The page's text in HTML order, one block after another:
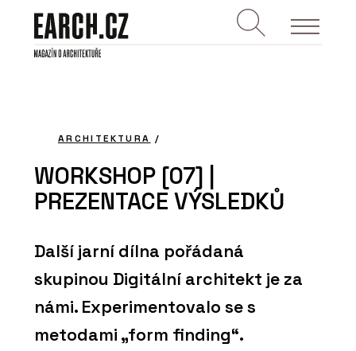
ARCHITEKTURA /
WORKSHOP [07] |
PREZENTACE VÝSLEDKŮ
Další jarní dílna pořádaná
skupinou Digitální architekt je za
námi. Experimentovalo se s
metodami „form finding“.